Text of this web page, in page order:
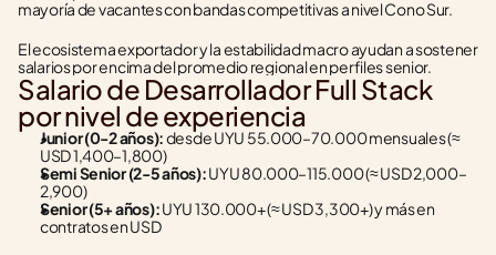
mayoría de vacantes con bandas competitivas a nivel Cono Sur.
El ecosistema exportador y la estabilidad macro ayudan a sostener
salarios por encima del promedio regional en perfiles senior.
Salario de Desarrollador Full Stack
por nivel de experiencia
Junior (0-2 años): desde UYU 55.000–70.000 mensuales (≈
USD 1,400–1,800)
Semi Senior (2-5 años): UYU 80.000–115.000 (≈ USD 2,000–
2,900)
Senior (5+ años): UYU 130.000+ (≈ USD 3,300+) y más en
contratos en USD